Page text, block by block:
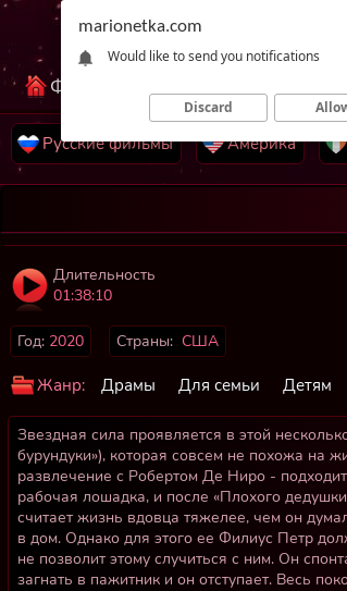
Фильмы КиноНетка Лучшие
Русские фильмы Америка
Длительность
01:38:10
Год: 2020 Страны: США
Жанр: Драмы Для семьи Детям
Звездная сила проявляется в этой
бурундуки»), которая совсем не похожа на
развлечение с Робертом Де Ниро -
рабочая лошадка, и после «Плохого
считает жизнь вдовца тяжелее, чем он
в дом. Однако для этого ее Филиус Петр
не позволит этому случиться с ним. Он
загнать в пажитник и он отступает. Весь
marionetka.com
Would like to send you notifications
Discard